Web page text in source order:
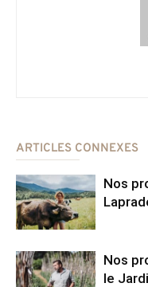
ARTICLES CONNEXES
Nos
Nos
le